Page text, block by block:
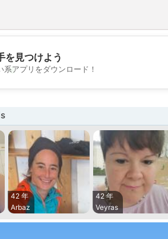
💖
を見つけよう
系アプリをダウンロード！
42 年
Arbaz
42 年
Veyras